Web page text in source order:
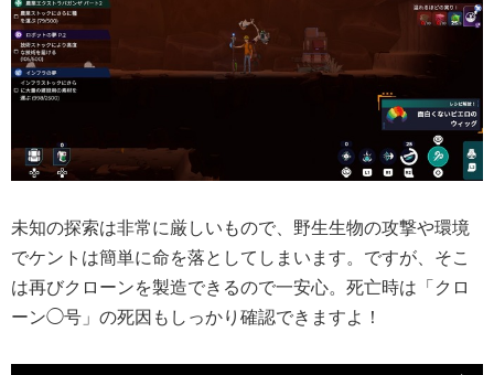
未知の探索は非常に厳しいもので、野生生物の攻撃や環境
でケントは簡単に命を落としてしまいます。ですが、そこ
は再びクローンを製造できるので一安心。死亡時は「クロ
ーン◯号」の死因もしっかり確認できますよ！